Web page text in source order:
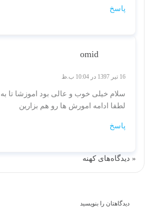
پاسخ
omid
16 تیر 1397 در 10:04 ب.ظ
سلام خیلی خوب و عالی بود اموزشا تا به
لطفا ادامه امورش ها رو هم بزارین
پاسخ
« دیدگاه‌های کهنه
دیدگاهتان را بنویسید